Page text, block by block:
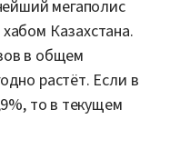
мегаполис
Казахстана.
в общем
растёт. Если в
то в текущем